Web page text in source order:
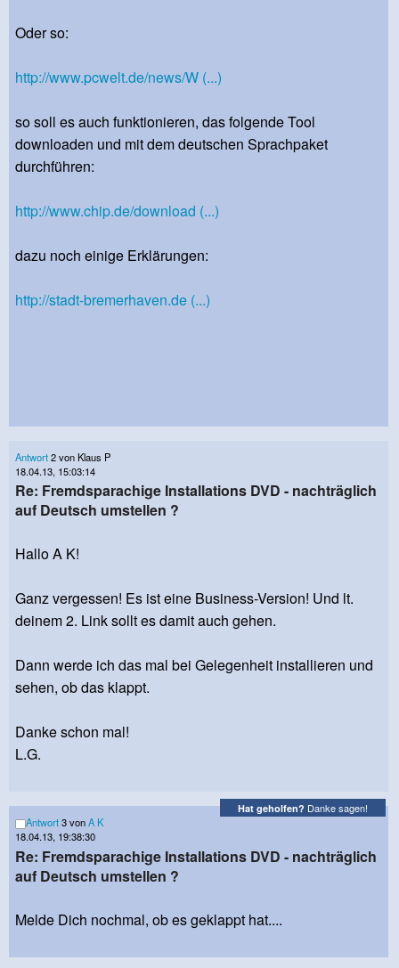
Oder so:
http://www.pcwelt.de/news/W (...)
so soll es auch funktionieren, das folgende Tool
downloaden und mit dem deutschen Sprachpaket
durchführen:
http://www.chip.de/download (...)
dazu noch einige Erklärungen:
http://stadt-bremerhaven.de (...)
Antwort2 von Klaus P
18.04.13, 15:03:14
Re: Fremdsparachige Installations DVD - nachträglich
auf Deutsch umstellen ?
Hallo A K!
Ganz vergessen! Es ist eine Business-Version! Und lt.
deinem 2. Link sollt es damit auch gehen.
Dann werde ich das mal bei Gelegenheit installieren und
sehen, ob das klappt.
Danke schon mal!
L.G.
Hat geholfen? Danke sagen!
Antwort3 vonA K
18.04.13, 19:38:30
Re: Fremdsparachige Installations DVD - nachträglich
auf Deutsch umstellen ?
Melde Dich nochmal, ob es geklappt hat....